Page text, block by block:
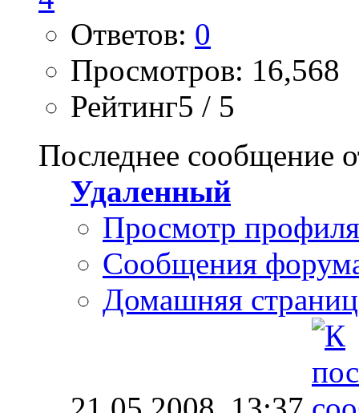
Ответов: 0
Просмотров: 16,568
Рейтинг5 / 5
Последнее сообщение
Удаленный
Просмотр профиля
Сообщения
Домашняя